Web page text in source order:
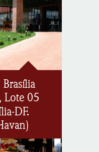
1ª Região - TRF
de Estágio
A corrupção
contra obras em
o Wi-Fi em
receitas